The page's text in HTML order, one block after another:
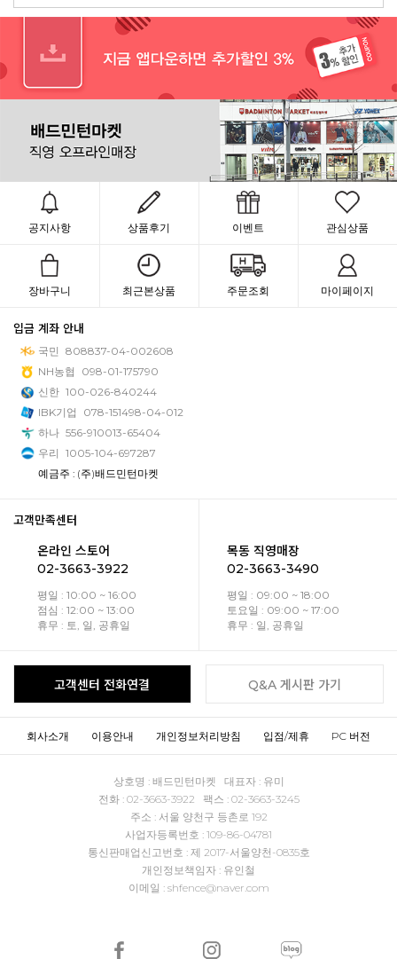
공지사항 상품후기 이벤트 관심상품
장바구니 최근본상품 주문조회 마이페이지
입금 계좌 안내
국민 808837-04-002608
NH농협
098-01-175790
신한 100-026-840244
IBK기업
078-151498-04-012
하나 556-910013-65404
우리 1005-104-697287
예금주 : (주)배드민턴마켓
고객만족센터
온라인 스토어
02-3663-3922
평일 : 10:00 ~ 16:00
점심 : 12:00 ~ 13:00
휴무 : 토, 일, 공휴일
목동 직영매장
02-3663-3490
평일 : 09:00 ~ 18:00
토요일 : 09:00 ~ 17:00
휴무 : 일, 공휴일
고객센터 전화연결 Q&A 게시판 가기
회사소개 이용안내 개인정보처리방침 입점/제휴 PC 버전
상호명 : 배드민턴마켓 대표자 : 유미
전화 : 02-3663-3922 팩스 : 02-3663-3245
주소 : 서울 양천구 등촌로 192
사업자등록번호 : 109-86-04781
통신판매업신고번호 : 제 2017-서울양천-0835호
개인정보책임자 : 유인철
이메일 : shfence@naver.com